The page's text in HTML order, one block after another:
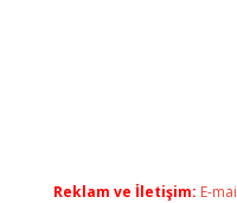
Reklam ve İletişim: E-